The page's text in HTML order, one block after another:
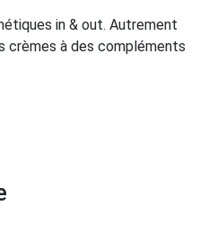
in & out. Autrement
crèmes à des compléments